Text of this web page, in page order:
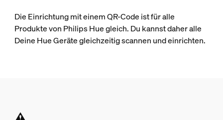
Die Einrichtung mit einem QR-Code ist für alle
Produkte von Philips Hue gleich. Du kannst daher alle
Deine Hue Geräte gleichzeitig scannen und einrichten.